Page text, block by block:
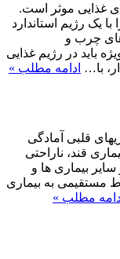
غذایی موثر است.
یک رژیم استاندارد
چرب و
باید در رژیم غذایی
با… ادامه مطلب »
قلبی آمادگی
قند، ناراحتی
بیماری ها و
مستقیمی به بیماری
مطلب »